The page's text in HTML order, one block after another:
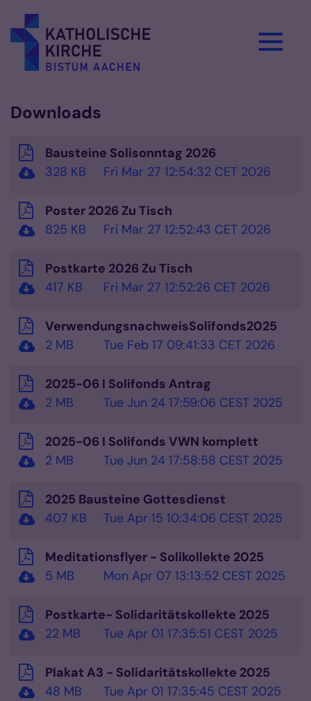
Downloads
Bausteine Solisonntag 2026
328 KB
Fri Mar 27 12:54:32 CET 2026
Poster 2026 Zu Tisch
825 KB
Fri Mar 27 12:52:43 CET 2026
Postkarte 2026 Zu Tisch
417 KB
Fri Mar 27 12:52:26 CET 2026
VerwendungsnachweisSolifonds2025
2 MB
Tue Feb 17 09:41:33 CET 2026
2025-06 I Solifonds Antrag
2 MB
Tue Jun 24 17:59:06 CEST 2025
2025-06 I Solifonds VWN komplett
2 MB
Tue Jun 24 17:58:58 CEST 2025
2025 Bausteine Gottesdienst
407 KB
Tue Apr 15 10:34:06 CEST 2025
Meditationsflyer - Solikollekte 2025
5 MB
Mon Apr 07 13:13:52 CEST 2025
Postkarte- Solidaritätskollekte 2025
22 MB
Tue Apr 01 17:35:51 CEST 2025
Plakat A3 - Solidaritätskollekte 2025
48 MB
Tue Apr 01 17:35:45 CEST 2025